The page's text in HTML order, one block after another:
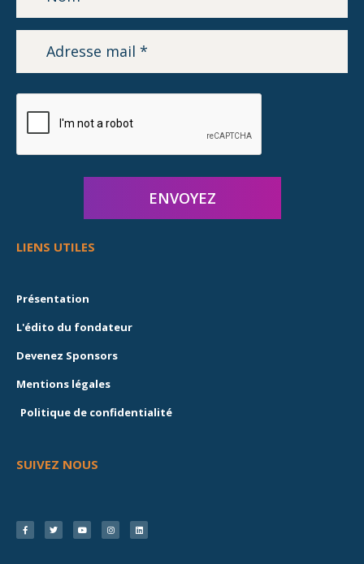
LIENS UTILES
Présentation
L'édito du fondateur
Devenez Sponsors
Mentions légales
Politique de confidentialité
SUIVEZ NOUS